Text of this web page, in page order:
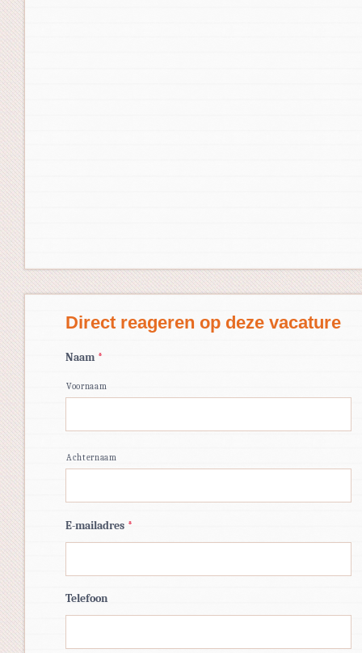
Direct reageren op deze vacature
Naam *
Voornaam
Achternaam
E-mailadres *
Telefoon